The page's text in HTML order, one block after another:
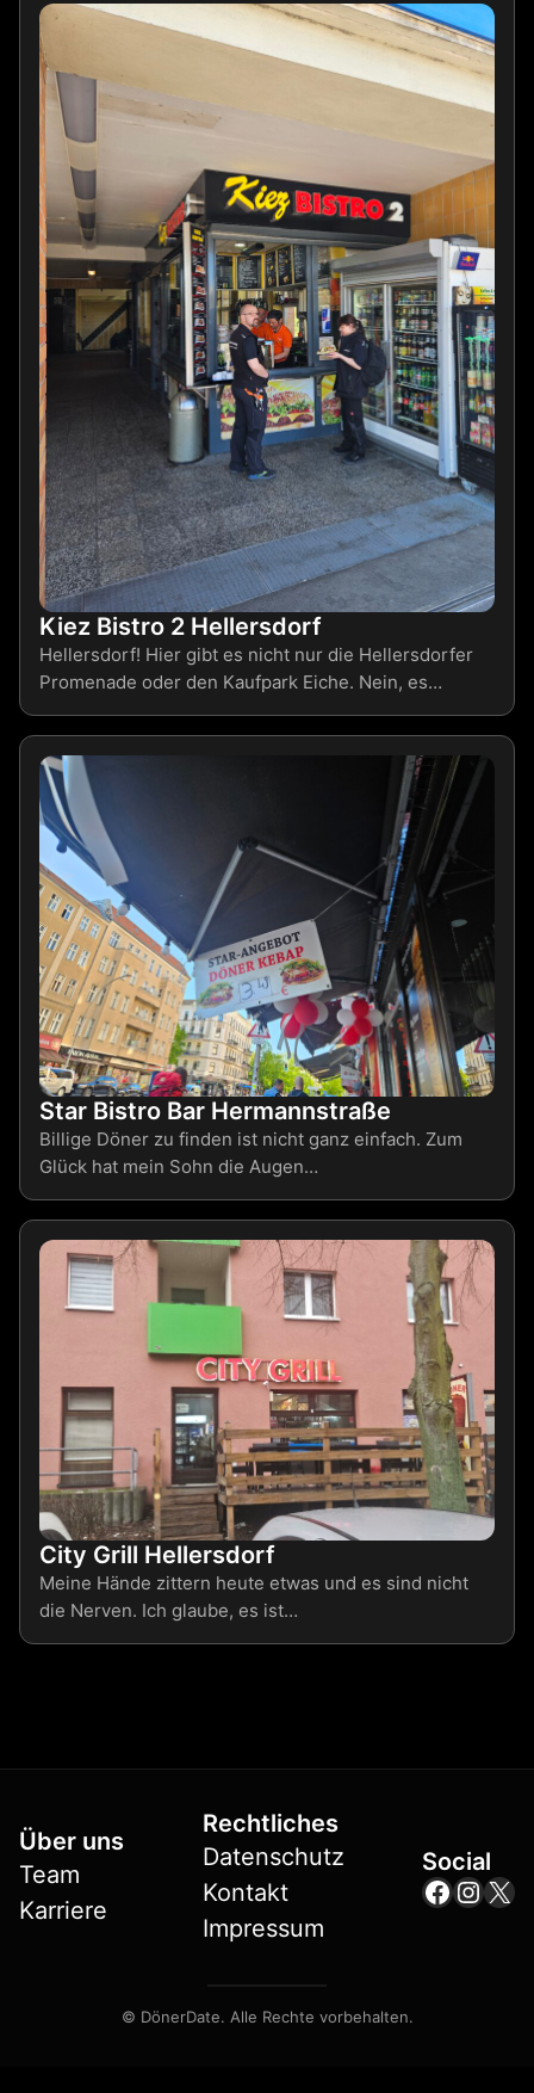
Kiez Bistro 2 Hellersdorf
Hellersdorf! Hier gibt es nicht nur die Hellersdorfer
Promenade oder den Kaufpark Eiche. Nein, es…
Star Bistro Bar Hermannstraße
Billige Döner zu finden ist nicht ganz einfach. Zum
Glück hat mein Sohn die Augen…
City Grill Hellersdorf
Meine Hände zittern heute etwas und es sind nicht
die Nerven. Ich glaube, es ist…
Über uns
Team
Karriere
Rechtliches
Datenschutz
Kontakt
Impressum
Social
X
© DönerDate. Alle Rechte vorbehalten.